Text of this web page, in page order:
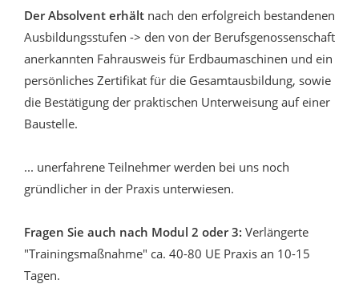
Der Absolvent erhält nach den erfolgreich bestandenen
Ausbildungsstufen -> den von der Berufsgenossenschaft
anerkannten Fahrausweis für Erdbaumaschinen und ein
persönliches Zertifikat für die Gesamtausbildung, sowie
die Bestätigung der praktischen Unterweisung auf einer
Baustelle.
... unerfahrene Teilnehmer werden bei uns noch
gründlicher in der Praxis unterwiesen.
Fragen Sie auch nach Modul 2 oder 3: Verlängerte
"Trainingsmaßnahme" ca. 40-80 UE Praxis an 10-15
Tagen.